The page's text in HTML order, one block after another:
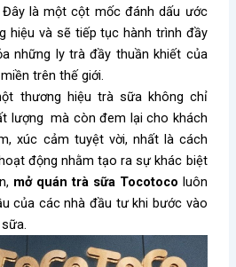
Đây là một cột mốc đánh dấu ước
hiệu và sẽ tiếp tục hành trình đầy
những ly trà đầy thuần khiết của
trên thế giới.
thương hiệu trà sữa không chỉ
lượng mà còn đem lại cho khách
xúc cảm tuyệt vời, nhất là cách
động nhằm tạo ra sự khác biệt
mở quán trà sữa Tocotoco luôn
của các nhà đầu tư khi bước vào